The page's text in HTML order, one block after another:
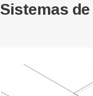
Sistemas